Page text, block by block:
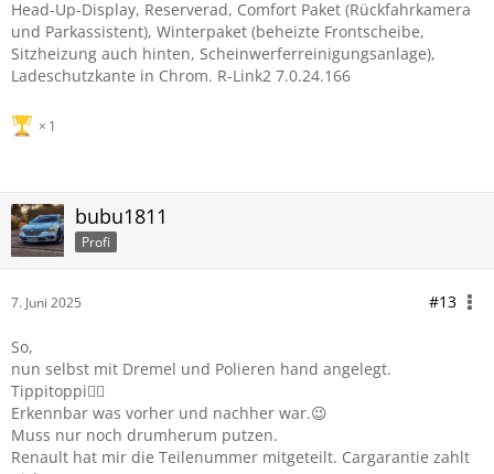
Head-Up-Display, Reserverad, Comfort Paket (Rückfahrkamera
und Parkassistent), Winterpaket (beheizte Frontscheibe,
Sitzheizung auch hinten, Scheinwerferreinigungsanlage),
Ladeschutzkante in Chrom. R-Link2 7.0.24.166
1
bubu1811
Profi
7. Juni 2025 #13
So,
nun selbst mit Dremel und Polieren hand angelegt.
Tippitoppi👍🏻
Erkennbar was vorher und nachher war.😉
Muss nur noch drumherum putzen.
Renault hat mir die Teilenummer mitgeteilt. Cargarantie zahlt